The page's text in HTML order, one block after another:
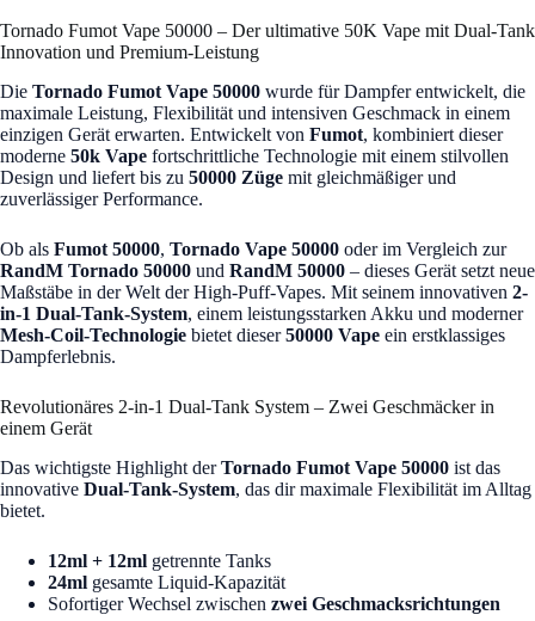
Tornado Fumot Vape 50000 – Der ultimative 50K Vape mit Dual-Tank
Innovation und Premium-Leistung
Die Tornado Fumot Vape 50000 wurde für Dampfer entwickelt, die
maximale Leistung, Flexibilität und intensiven Geschmack in einem
einzigen Gerät erwarten. Entwickelt von Fumot, kombiniert dieser
moderne 50k Vape fortschrittliche Technologie mit einem stilvollen
Design und liefert bis zu 50000 Züge mit gleichmäßiger und
zuverlässiger Performance.
Ob als Fumot 50000, Tornado Vape 50000 oder im Vergleich zur
RandM Tornado 50000 und RandM 50000 – dieses Gerät setzt neue
Maßstäbe in der Welt der High-Puff-Vapes. Mit seinem innovativen 2-
in-1 Dual-Tank-System, einem leistungsstarken Akku und moderner
Mesh-Coil-Technologie bietet dieser50000 Vape ein erstklassiges
Dampferlebnis.
Revolutionäres 2-in-1 Dual-Tank System – Zwei Geschmäcker in
einem Gerät
Das wichtigste Highlight derTornado Fumot Vape 50000 ist das
innovative Dual-Tank-System, das dir maximale Flexibilität im Alltag
bietet.
12ml + 12ml getrennte Tanks
24ml gesamte Liquid-Kapazität
Sofortiger Wechsel zwischen zwei Geschmacksrichtungen